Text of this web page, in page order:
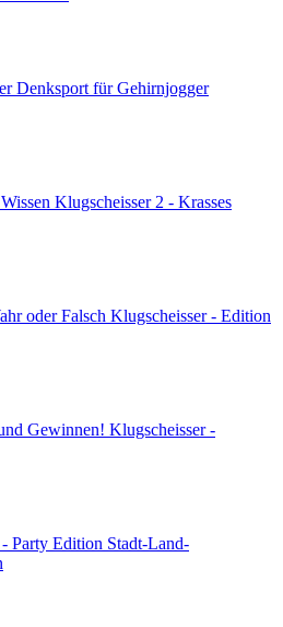
Denksport für Gehirnjogger
Klugscheisser 2 - Krasses
Klugscheisser - Edition
Klugscheisser -
Stadt-Land-